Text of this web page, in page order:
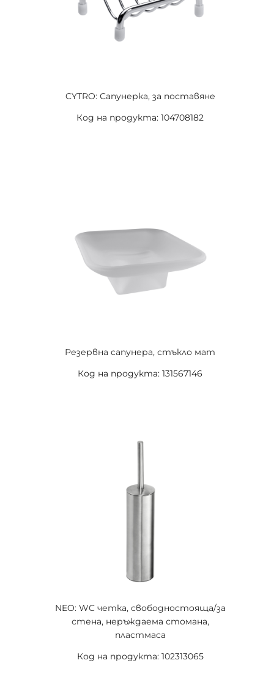
CYTRO: Сапунерка, за поставяне
Код на продукта: 104708182
Резервна cапунера, стъкло мат
Код на продукта: 131567146
NEO: WC четка, свободностояща/за
стена, неръждаема стомана,
пластмаса
Код на продукта: 102313065